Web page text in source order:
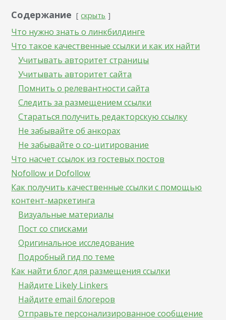
Содержание скрыть
Что нужно знать о линкбилдинге
Что такое качественные ссылки и как их найти
Учитывать авторитет страницы
Учитывать авторитет сайта
Помнить о релевантности сайта
Следить за размещением ссылки
Стараться получить редакторскую ссылку
Не забывайте об анкорах
Не забывайте о со-цитирование
Что насчет ссылок из гостевых постов
Nofollow и Dofollow
Как получить качественные ссылки с помощью
контент-маркетинга
Визуальные материалы
Пост со списками
Оригинальное исследование
Подробный гид по теме
Как найти блог для размещения ссылки
Найдите Likely Linkers
Найдите email блогеров
Отправьте персонализированное сообщение